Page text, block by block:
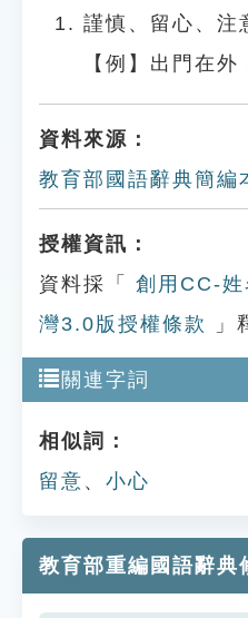
謹慎、留心、注
【例】出門在外
資料來源：
教育部國語辭典簡編
授權資訊：
資料採「
創用CC-
灣3.0版授權條款
」
關連字詞
相似詞：
留意 、 小心
教育部重編國語辭典